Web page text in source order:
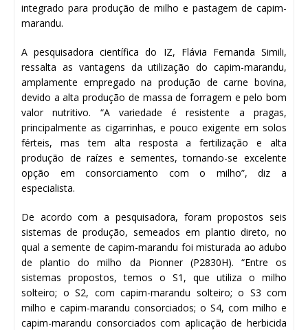
integrado para produção de milho e pastagem de capim-
marandu.
A pesquisadora científica do IZ, Flávia Fernanda Simili,
ressalta as vantagens da utilização do capim-marandu,
amplamente empregado na produção de carne bovina,
devido a alta produção de massa de forragem e pelo bom
valor nutritivo. “A variedade é resistente a pragas,
principalmente as cigarrinhas, e pouco exigente em solos
férteis, mas tem alta resposta a fertilização e alta
produção de raízes e sementes, tornando-se excelente
opção em consorciamento com o milho”, diz a
especialista.
De acordo com a pesquisadora, foram propostos seis
sistemas de produção, semeados em plantio direto, no
qual a semente de capim-marandu foi misturada ao adubo
de plantio do milho da Pionner (P2830H). “Entre os
sistemas propostos, temos o S1, que utiliza o milho
solteiro; o S2, com capim-marandu solteiro; o S3 com
milho e capim-marandu consorciados; o S4, com milho e
capim-marandu consorciados com aplicação de herbicida